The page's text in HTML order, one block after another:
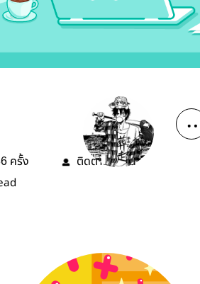
ครั้ง ติดตาม1คน